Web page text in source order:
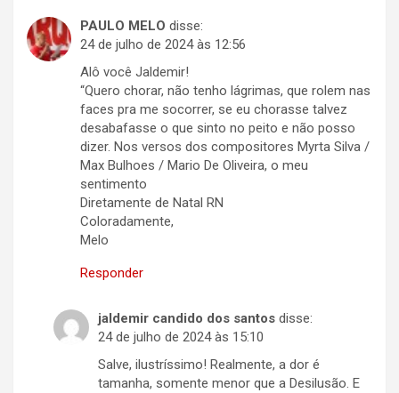
PAULO MELO disse:
24 de julho de 2024 às 12:56
Alô você Jaldemir!
“Quero chorar, não tenho lágrimas, que rolem nas
faces pra me socorrer, se eu chorasse talvez
desabafasse o que sinto no peito e não posso
dizer. Nos versos dos compositores Myrta Silva /
Max Bulhoes / Mario De Oliveira, o meu
sentimento
Diretamente de Natal RN
Coloradamente,
Melo
Responder
jaldemir candido dos santos disse:
24 de julho de 2024 às 15:10
Salve, ilustríssimo! Realmente, a dor é
tamanha, somente menor que a Desilusão. E